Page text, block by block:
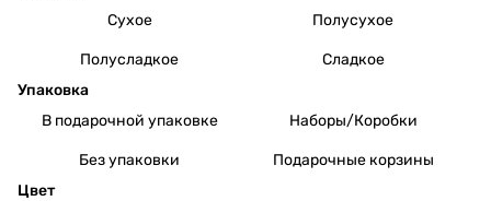
Сухое
Полусухое
Полусладкое
Сладкое
Упаковка
В подарочной упаковке
Наборы/Коробки
Без упаковки
Подарочные корзины
Цвет